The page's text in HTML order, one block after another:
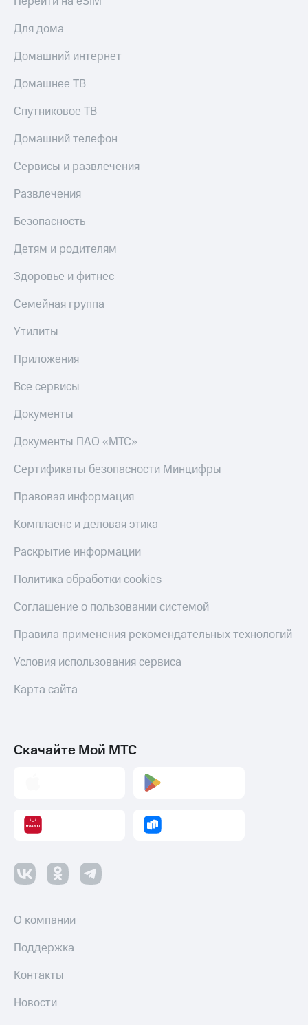
номер
автоплатежа
Пополнить
другого
Оплата
интернета
ТВ
Переводы
с
телефона
на карту
МТС Pay
коду
Смартфоны
Наушники
колонки
Умные
часы
и
трекеры
Умный
дом
и
товары
Для дома
Домашний интернет
Домашнее ТВ
Спутниковое ТВ
Домашний телефон
Сервисы и развлечения
Развлечения
Безопасность
Детям и родителям
Здоровье и фитнес
Семейная группа
Утилиты
Приложения
Все сервисы
Документы
Документы ПАО «МТС»
Сертификаты безопасности Минцифры
Правовая информация
Комплаенс и деловая этика
Раскрытие информации
Политика обработки cookies
Соглашение о пользовании системой
Правила применения рекомендательных технологий
Условия использования сервиса
Карта сайта
Скачайте Мой МТС
О компании
Поддержка
Контакты
Новости